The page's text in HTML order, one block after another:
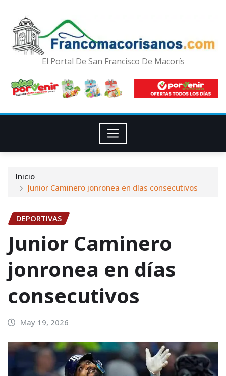
El Portal De San Francisco De Macorís
Inicio
Junior Caminero jonronea en días consecutivos
DEPORTIVAS
Junior Caminero
jonronea en días
consecutivos
May 19, 2026